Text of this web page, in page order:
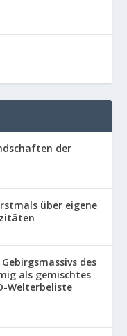
der
über eigene
des
als gemischtes
Welterbeliste